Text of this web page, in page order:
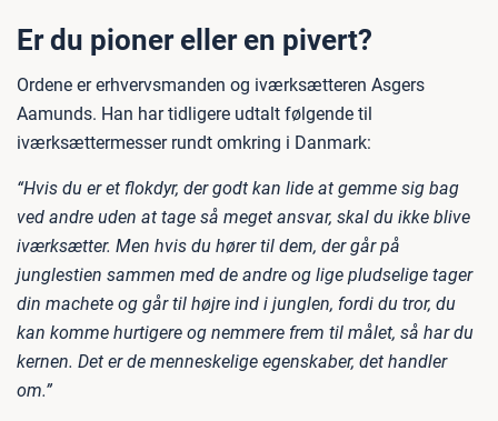
Er du pioner eller en pivert?
Ordene er erhvervsmanden og iværksætteren Asgers
Aamunds. Han har tidligere udtalt følgende til
iværksættermesser rundt omkring i Danmark:
“Hvis du er et flokdyr, der godt kan lide at gemme sig bag
ved andre uden at tage så meget ansvar, skal du ikke blive
iværksætter. Men hvis du hører til dem, der går på
junglestien sammen med de andre og lige pludselige tager
din machete og går til højre ind i junglen, fordi du tror, du
kan komme hurtigere og nemmere frem til målet, så har du
kernen. Det er de menneskelige egenskaber, det handler
om.”